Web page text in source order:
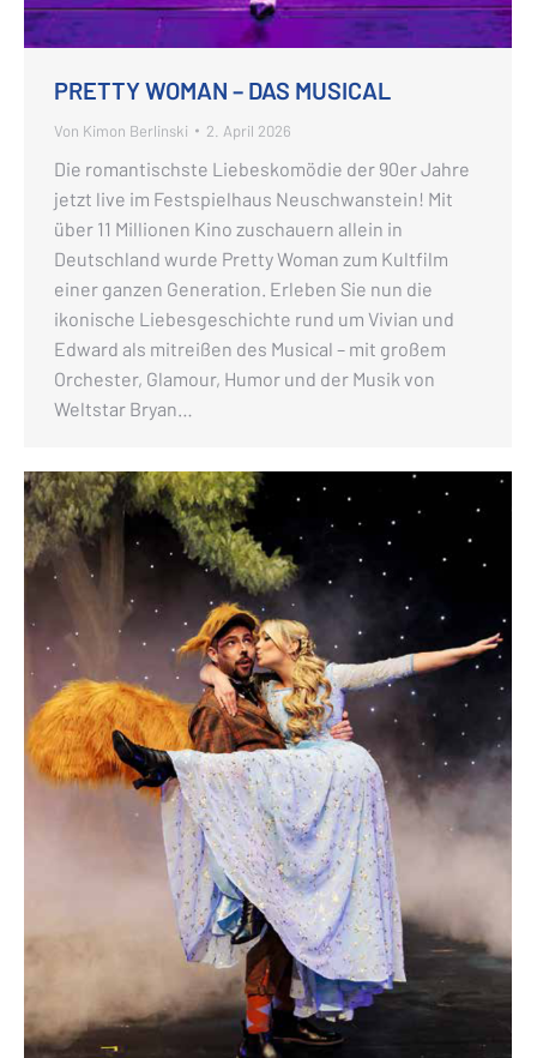
PRETTY WOMAN – DAS MUSICAL
Von Kimon Berlinski 2. April 2026
Die romantischste Liebeskomödie der 90er Jahre
jetzt live im Festspielhaus Neuschwanstein! Mit
über 11 Millionen Kino zuschauern allein in
Deutschland wurde Pretty Woman zum Kultfilm
einer ganzen Generation. Erleben Sie nun die
ikonische Liebesgeschichte rund um Vivian und
Edward als mitreißen des Musical – mit großem
Orchester, Glamour, Humor und der Musik von
Weltstar Bryan…